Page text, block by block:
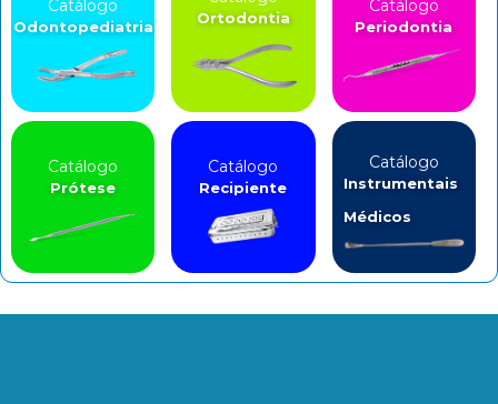
Catálogo
Odontopediatria Ortodontia
Catálogo
Periodontia
Catálogo
Prótese
Catálogo
Recipiente
Catálogo
Instrumentais
Médicos